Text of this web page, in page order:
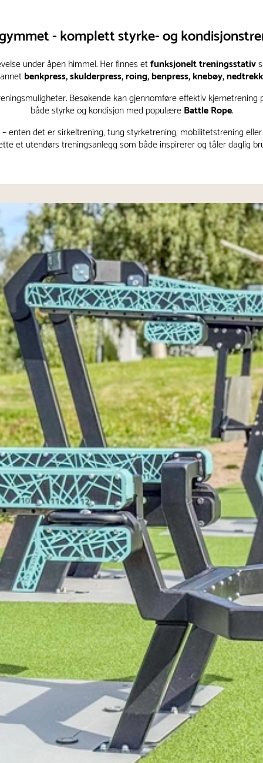
- komplett styrke- og
under åpen himmel. Her finnes etfunksjonelt treningsstativ
benkpress, skulderpress, roing, benpress, knebøy,
Besøkende kan gjennomføre effektiv kjernetrening
både styrke og kondisjon med populæreBattle Rope.
det er sirkeltrening, tung styrketrening, mobilitetstrening
et utendørs treningsanlegg som både inspirerer og tåler daglig